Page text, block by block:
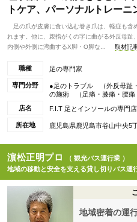
トケア、パーソナルトレーニ
足の爪が皮膚に食い込む巻き爪は、軽症も含
れます。他に、親指がくの字に曲がる外反母
内側や外側に湾曲するX脚・O脚な...
取材記
職種 足の専門家
専門分野
●足のトラブル （外反母趾
の施術 （足痛・膝痛・腰痛
店名
F.I.T 足とインソールの専門店
所在地 鹿児島県鹿児島市谷山中
濵松正明プロ
（ 観光バス運行業 ）
地域の移動と安全を支える貸し切りバス運
地域密着の運